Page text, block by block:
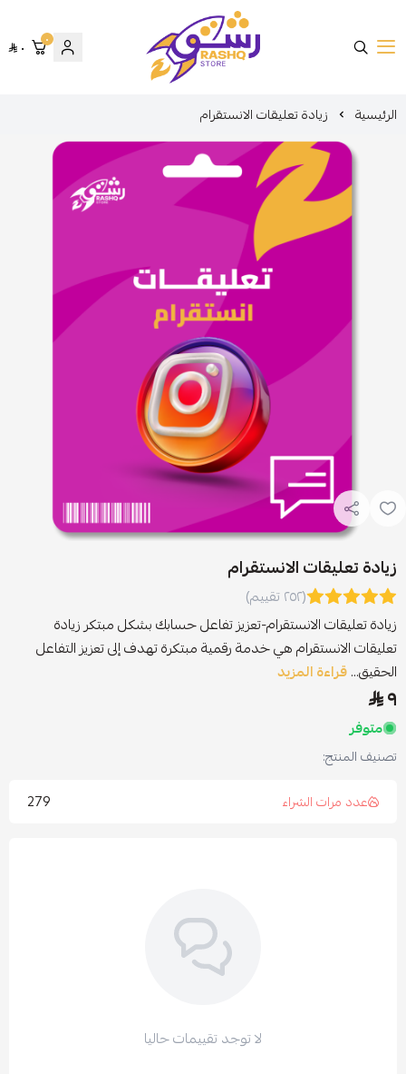
متجر رشق
٠ ٠
الرئيسية زيادة تعليقات الانستقرام
زيادة تعليقات الانستقرام
(٢٥٢ تقييم)
زيادة تعليقات الانستقرام-تعزيز تفاعل حسابك بشكل مبتكر زيادة
تعليقات الانستقرام هي خدمة رقمية مبتكرة تهدف إلى تعزيز التفاعل
الحقيق...قراءة المزيد
٩
متوفر
تصنيف المنتج:
عدد مرات الشراء
279
لا توجد تقييمات حاليا